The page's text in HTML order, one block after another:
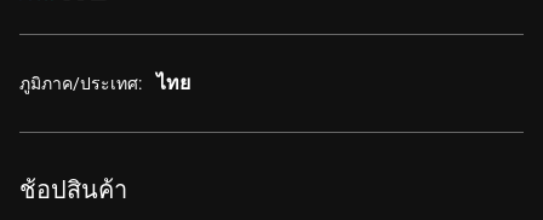
ภูมิภาค/ประเทศ: ไทย
ช้อปสินค้า